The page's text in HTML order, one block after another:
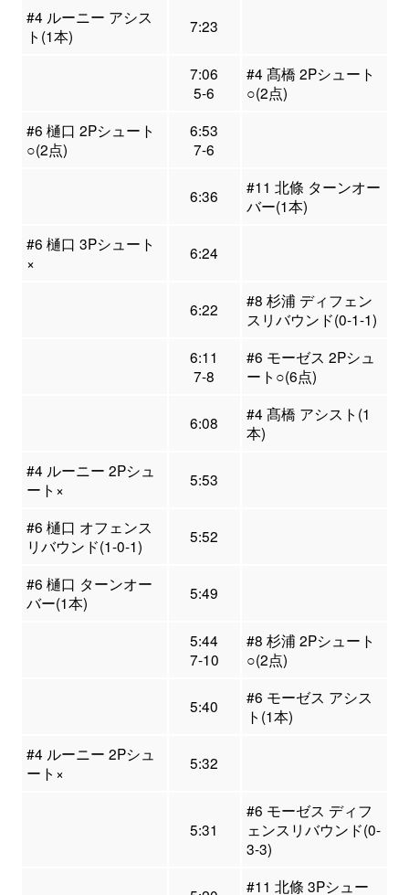
#4 ルーニー アシス
ト(1本)
7:23
7:06
5-6
#4 髙橋 2Pシュート
○(2点)
#6 樋口 2Pシュート
○(2点)
6:53
7-6
6:36
#11 北條 ターンオー
バー(1本)
#6 樋口 3Pシュート
×
6:24
6:22
#8 杉浦 ディフェン
スリバウンド(0-1-1)
6:11
7-8
#6 モーゼス 2Pシュ
ート○(6点)
6:08
#4 髙橋 アシスト(1
本)
#4 ルーニー 2Pシュ
ート×
5:53
#6 樋口 オフェンス
リバウンド(1-0-1)
5:52
#6 樋口 ターンオー
バー(1本)
5:49
5:44
7-10
#8 杉浦 2Pシュート
○(2点)
5:40
#6 モーゼス アシス
ト(1本)
#4 ルーニー 2Pシュ
ート×
5:32
5:31
#6 モーゼス ディフ
ェンスリバウンド(0-
3-3)
#11 北條 3Pシュー